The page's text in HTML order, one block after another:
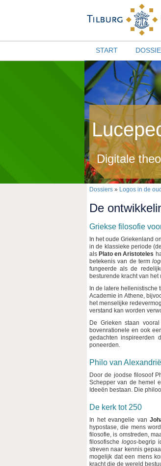
START
Digitale
Dossiers » Logos in de
De
Griekse filosofie
In het oude Griekenland
in de klassieke periode
als Plato en Aristoteles
betekenis van de term
fungeerde als de
besturende kracht van het
In de latere
Academie in Athene,
het menselijke
verstand kan worden
De Grieken staan
bovenrationele en ook
gedachten inspireerden
poneerden.
Philo van Alexandrië
Door de joodse filosoof
Schepper van de hemel
Ideeën bestaan. Die
De kerk tot 250
In het evangelie van
hypostase, die mens
filosofie, is omstreden,
filosofischelogos-begrip
streven naar kennis
mogelijk dat een mens
kracht die de wereld